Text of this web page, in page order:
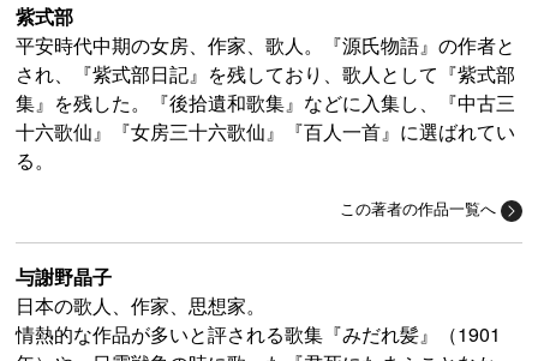
紫式部
平安時代中期の女房、作家、歌人。『源氏物語』の作者と
され、『紫式部日記』を残しており、歌人として『紫式部
集』を残した。『後拾遺和歌集』などに入集し、『中古三
十六歌仙』『女房三十六歌仙』『百人一首』に選ばれてい
る。
この著者の作品一覧へ
与謝野晶子
日本の歌人、作家、思想家。
情熱的な作品が多いと評される歌集『みだれ髪』（1901